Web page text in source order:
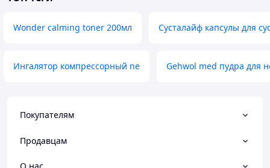
Wonder calming toner 200мл Сусталайф капсулы для
Ингалятор компрессорный ne Gehwol med пудра для
Покупателям
Продавцам